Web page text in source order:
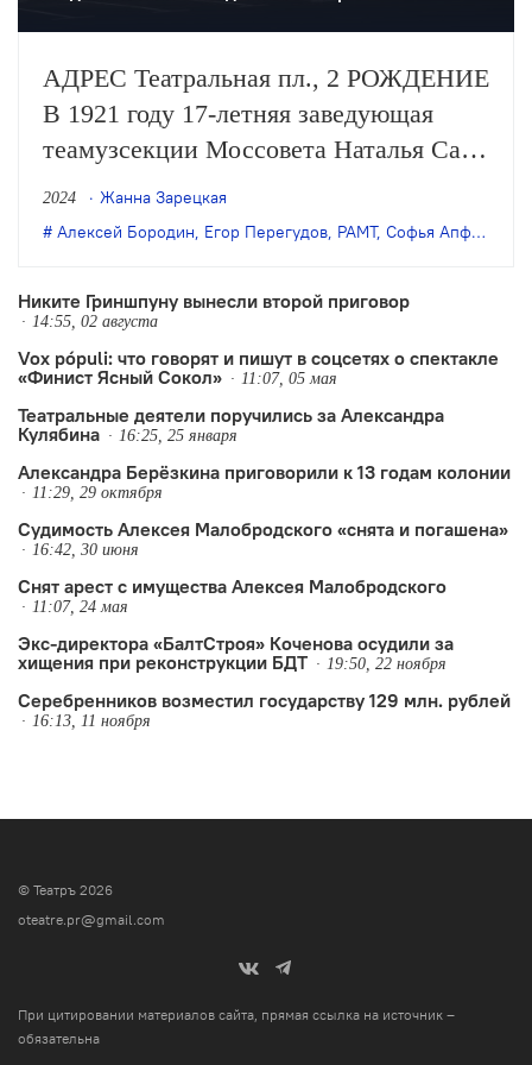
АДРЕС Театральная пл., 2 РОЖДЕНИЕ
В 1921 году 17-летняя заведующая
теамузсекции Моссовета Наталья Сац
предложила наркому просвещения
Луначарскому создать первый в мире
Соответственно, в 2021 году РАМТ
торжественно отметил своё 100-летие.
НАЗВАНИЕ Изначально театр…
2024
Жанна Зарецкая
Алексей Бородин, Егор Перегудов, РАМТ, Софья Апфельбаум
Никите Гриншпуну вынесли второй приговор
14:55, 02 августа
Vox pópuli: что говорят и пишут в соцсетях о спектакле
«Финист Ясный Сокол»
11:07, 05 мая
Театральные деятели поручились за Александра
Кулябина
16:25, 25 января
Александра Берёзкина приговорили к 13 годам колонии
11:29, 29 октября
Судимость Алексея Малобродского «снята и погашена»
16:42, 30 июня
Снят арест с имущества Алексея Малобродского
11:07, 24 мая
Экс-директора «БалтСтроя» Коченова осудили за
хищения при реконструкции БДТ
19:50, 22 ноября
Серебренников возместил государству 129 млн. рублей
16:13, 11 ноября
© Театръ 2026
oteatre.pr@gmail.com
При цитировании материалов сайта, прямая ссылка на источник –
обязательна